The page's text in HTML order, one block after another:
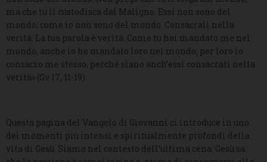
ma che tu li custodisca dal Maligno. Essi non sono del
mondo, come io non sono del mondo. Consacrali nella
verità. La tua parola è verità. Come tu hai mandato me nel
mondo, anche io ho mandato loro nel mondo; per loro io
consacro me stesso, perché siano anch’essi consacrati nella
verità» (Gv 17, 11-19).
Questa pagina del Vangelo di Giovanni ci introduce in uno
dei momenti più intensi e spiritualmente profondi della
vita di Gesù. Siamo nel contesto dell’ultima cena. Gesù sa